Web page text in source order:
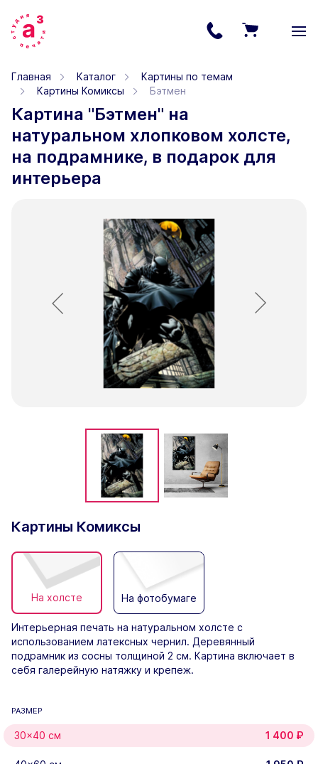
Главная Каталог
Картины по темам
Картины Комиксы
Бэтмен
Картина "Бэтмен" на
натуральном хлопковом холсте,
на подрамнике, в подарок для
интерьера
Картины Комиксы
На холсте На фотобумаге
Интерьерная печать на натуральном холсте с
использованием латексных чернил. Деревянный
подрамник из сосны толщиной 2 см. Картина включает в
себя галерейную натяжку и крепеж.
РАЗМЕР
30×40 см 1 400 ₽